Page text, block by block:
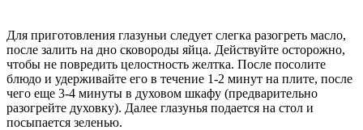
Для приготовления глазуньи следует слегка разогреть масло,
после залить на дно сковороды яйца. Действуйте осторожно,
чтобы не повредить целостность желтка. После посолите
блюдо и удерживайте его в течение 1-2 минут на плите, после
чего еще 3-4 минуты в духовом шкафу (предварительно
разогрейте духовку). Далее глазунья подается на стол и
посыпается зеленью.